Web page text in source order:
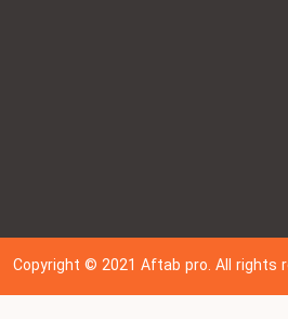
Copyright © 202 1Aftab pro. All rights